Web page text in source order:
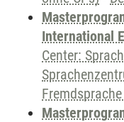
International
Center: